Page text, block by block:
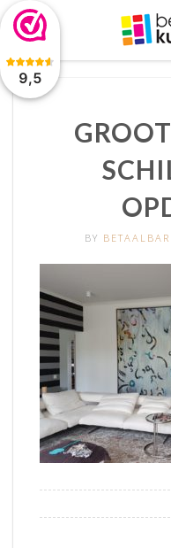
9,5
BY
De waardering van
is 9.5/10